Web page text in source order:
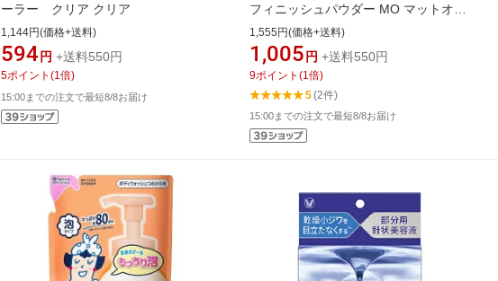
ーラー クリア クリア
1,144円(価格+送料)
594 円 +送料550円
5ポイント (1 倍)
15:00までの注文で最短8/8お届け
フィニッシュパウダー MO マットオー
クル
1,555円(価格+送料)
1,005 円 +送料550円
9ポイント (1 倍)
5(2件)
15:00までの注文で最短8/8お届け